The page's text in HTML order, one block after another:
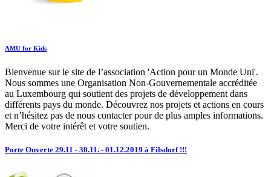
AMU for Kids
Bienvenue sur le site de l’association 'Action pour un Monde Uni'.
Nous sommes une Organisation Non-Gouvernementale accréditée
au Luxembourg qui soutient des projets de développement dans
différents pays du monde. Découvrez nos projets et actions en cours
et n’hésitez pas de nous contacter pour de plus amples informations.
Merci de votre intérêt et votre soutien.
Porte Ouverte 29.11 - 30.11. - 01.12.2019 à Filsdorf !!!